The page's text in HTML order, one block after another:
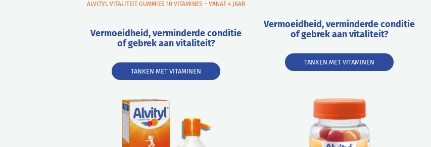
ALVITYL VITALITEIT GUMMIES 10 VITAMINES – VANAF 4 JAAR
Vermoeidheid, verminderde conditie
of gebrek aan vitaliteit?
TANKEN MET VITAMINEN
Vermoeidheid, verminderde conditie
of gebrek aan vitaliteit?
TANKEN MET VITAMINEN